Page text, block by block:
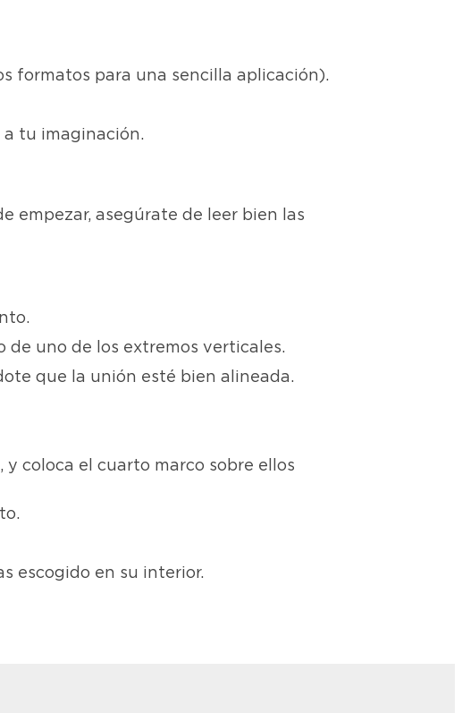
formatos para una sencilla aplicación).
a tu imaginación.
empezar, asegúrate de leer bien las
uno de los extremos verticales.
que la unión esté bien alineada.
coloca el cuarto marco sobre ellos
escogido en su interior.